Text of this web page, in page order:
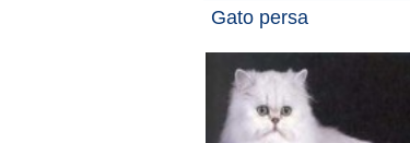
Gato persa